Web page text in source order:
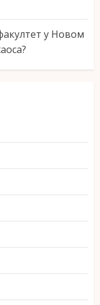
у Новом